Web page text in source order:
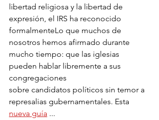
libertad religiosa y la libertad de
expresión, el IRS ha reconocido
formalmenteLo que muchos de
nosotros hemos afirmado durante
mucho tiempo: que las iglesias
pueden hablar libremente a sus
congregaciones
sobre candidatos políticos sin temor a
represalias gubernamentales. Esta
nueva guía ...